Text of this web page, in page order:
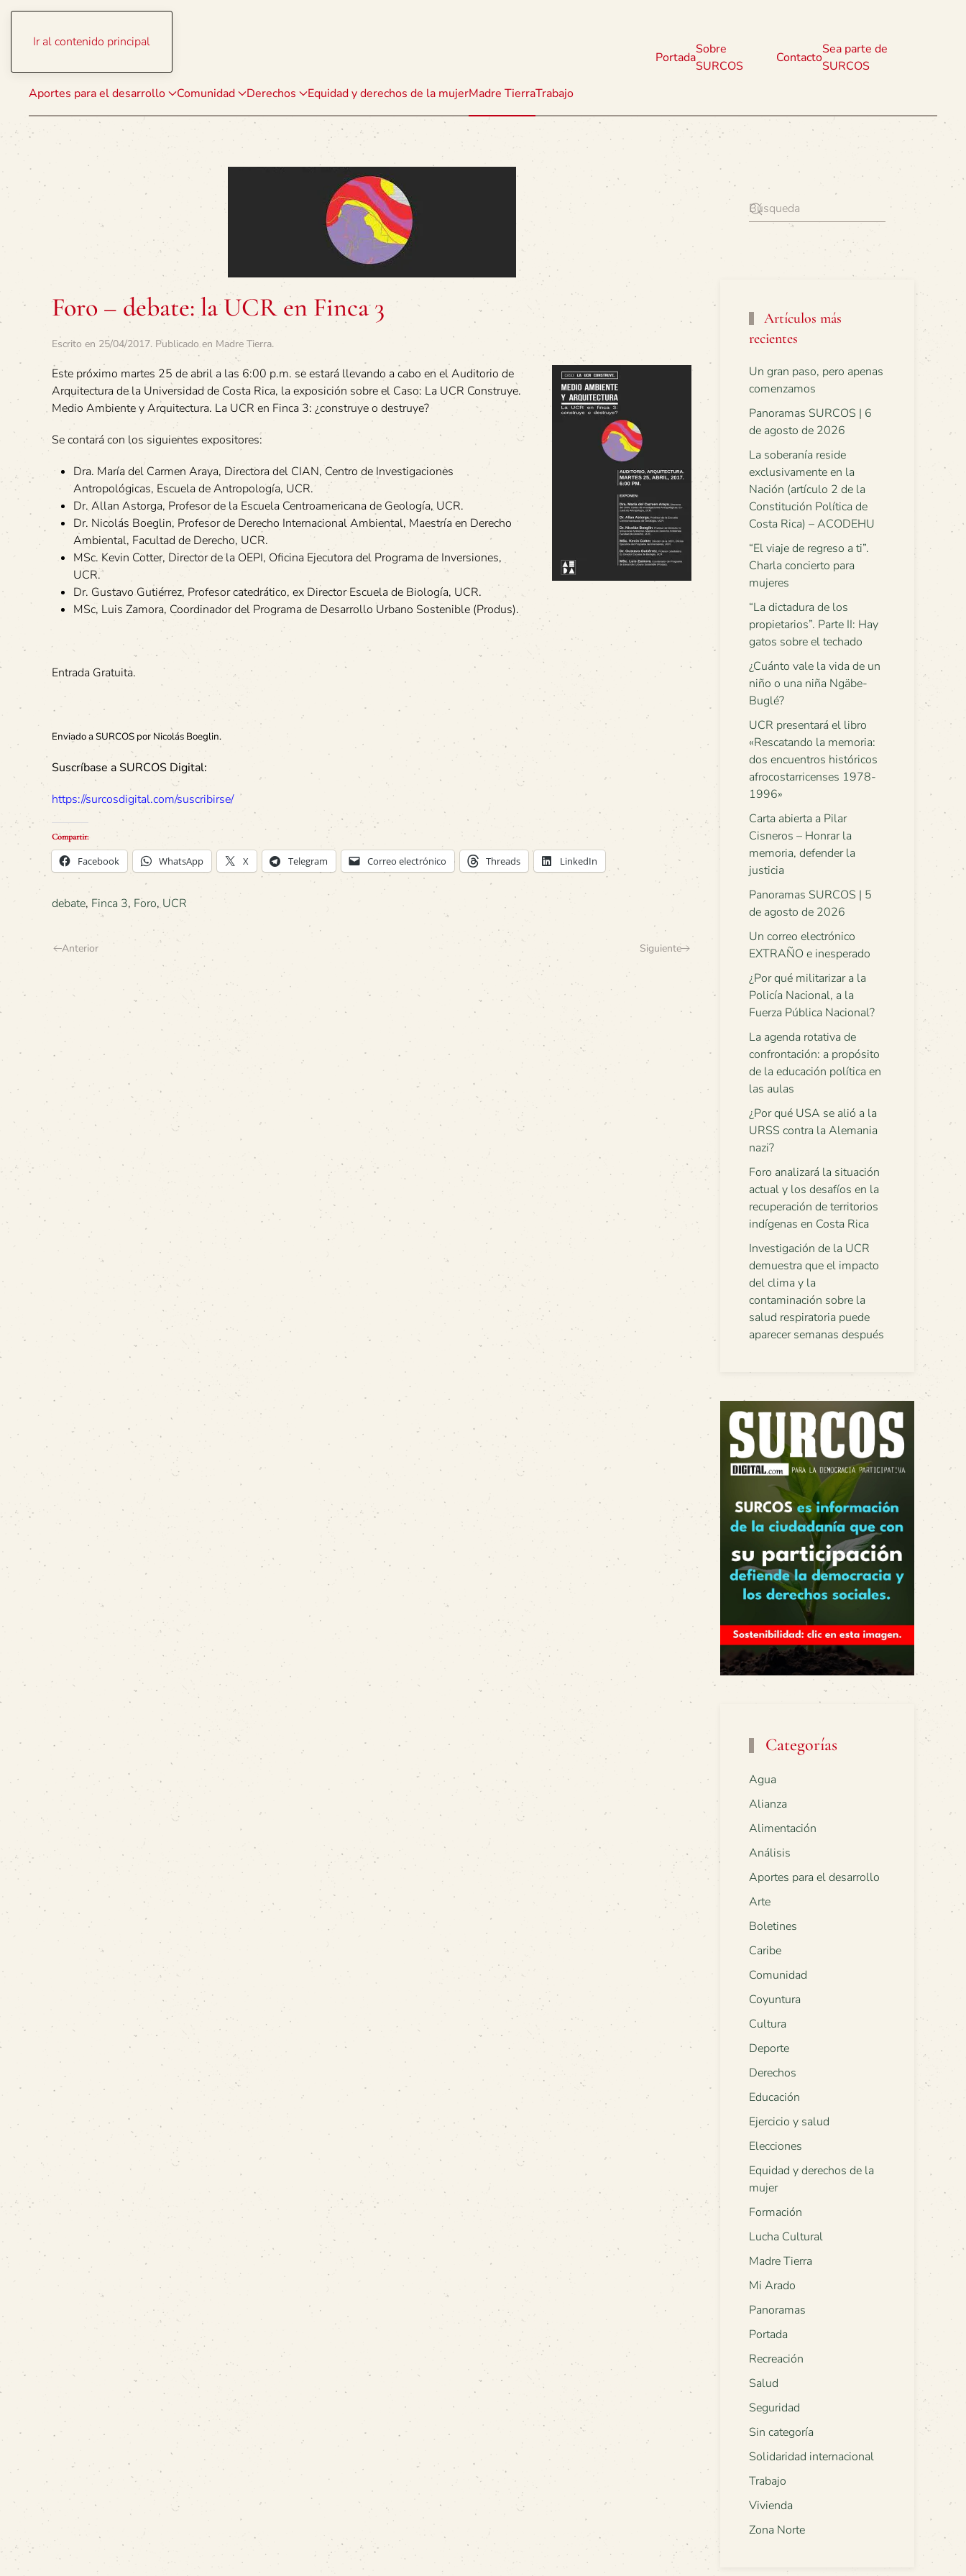
Ir al contenido principal
Aportes para el desarrollo Comunidad Derechos Equidad y derechos de la mujerMadre TierraTrabajo
Portada
Sobre
SURCOS
Contacto
Sea parte de
SURCOS
Foro – debate: la UCR en Finca 3
Escrito en 25/04/2017. Publicado en Madre Tierra.
Este próximo martes 25 de abril a las 6:00 p.m. se estará llevando a cabo en el Auditorio de
Arquitectura de la Universidad de Costa Rica, la exposición sobre el Caso: La UCR Construye.
Medio Ambiente y Arquitectura. La UCR en Finca 3: ¿construye o destruye?
Se contará con los siguientes expositores:
Dra. María del Carmen Araya, Directora del CIAN, Centro de Investigaciones
Antropológicas, Escuela de Antropología, UCR.
Dr. Allan Astorga, Profesor de la Escuela Centroamericana de Geología, UCR.
Dr. Nicolás Boeglin, Profesor de Derecho Internacional Ambiental, Maestría en Derecho
Ambiental, Facultad de Derecho, UCR.
MSc. Kevin Cotter, Director de la OEPI, Oficina Ejecutora del Programa de Inversiones,
UCR.
Dr. Gustavo Gutiérrez, Profesor catedrático, ex Director Escuela de Biología, UCR.
MSc, Luis Zamora, Coordinador del Programa de Desarrollo Urbano Sostenible (Produs).
Entrada Gratuita.
Enviado a SURCOS por Nicolás Boeglin.
Suscríbase a SURCOS Digital:
https://surcosdigital.com/suscribirse/
Compartir:
Facebook WhatsApp X Telegram Correo electrónico Threads LinkedIn
debate, Finca 3, Foro,UCR
Anterior Siguiente
Artículos más
recientes
Un gran paso, pero apenas
comenzamos
Panoramas SURCOS | 6
de agosto de 2026
La soberanía reside
exclusivamente en la
Nación (artículo 2 de la
Constitución Política de
Costa Rica) – ACODEHU
“El viaje de regreso a ti”.
Charla concierto para
mujeres
“La dictadura de los
propietarios”. Parte II: Hay
gatos sobre el techado
¿Cuánto vale la vida de un
niño o una niña Ngäbe-
Buglé?
UCR presentará el libro
«Rescatando la memoria:
dos encuentros históricos
afrocostarricenses 1978-
1996»
Carta abierta a Pilar
Cisneros – Honrar la
memoria, defender la
justicia
Panoramas SURCOS | 5
de agosto de 2026
Un correo electrónico
EXTRAÑO e inesperado
¿Por qué militarizar a la
Policía Nacional, a la
Fuerza Pública Nacional?
La agenda rotativa de
confrontación: a propósito
de la educación política en
las aulas
¿Por qué USA se alió a la
URSS contra la Alemania
nazi?
Foro analizará la situación
actual y los desafíos en la
recuperación de territorios
indígenas en Costa Rica
Investigación de la UCR
demuestra que el impacto
del clima y la
contaminación sobre la
salud respiratoria puede
aparecer semanas después
Categorías
Agua
Alianza
Alimentación
Análisis
Aportes para el desarrollo
Arte
Boletines
Caribe
Comunidad
Coyuntura
Cultura
Deporte
Derechos
Educación
Ejercicio y salud
Elecciones
Equidad y derechos de la
mujer
Formación
Lucha Cultural
Madre Tierra
Mi Arado
Panoramas
Portada
Recreación
Salud
Seguridad
Sin categoría
Solidaridad internacional
Trabajo
Vivienda
Zona Norte